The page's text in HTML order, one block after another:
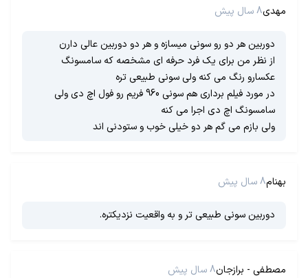
مهدی8 سال پیش
دوربین هر دو رو سونی میسازه و هر دو دوربین عالی دارن
از نظر من برای یک فرد حرفه ای مشخصه که سامسونگ
عکسارو رنگ می کنه ولی سونی طبیعی تره
در مورد فیلم برداری هم سونی 960 فریم رو فول اچ دی ولی
سامسونگ اچ دی اجرا می کنه
ولی بازم می گم هر دو خیلی خوب و ستودنی اند
بهنام8 سال پیش
دوربین سونی طبیعی تر و به واقعیت نزدیکتره.
مصطفی - برازجان8 سال پیش